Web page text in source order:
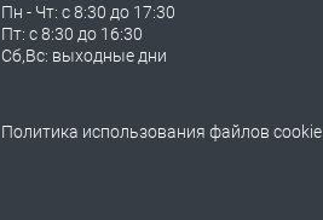
Пн - Чт: с 8:30 до 17:30
Пт: с 8:30 до 16:30
Сб,Вс: выходные дни
Политика использования файлов cookie